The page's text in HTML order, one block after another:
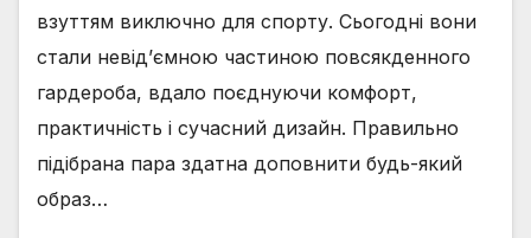
взуттям виключно для спорту. Сьогодні вони
стали невід’ємною частиною повсякденного
гардероба, вдало поєднуючи комфорт,
практичність і сучасний дизайн. Правильно
підібрана пара здатна доповнити будь-який
образ…